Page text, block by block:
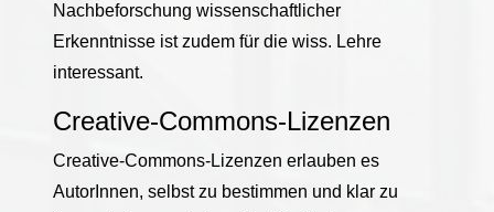
Nachbeforschung wissenschaftlicher
Erkenntnisse ist zudem für die wiss. Lehre
interessant.
Creative-Commons-Lizenzen
Creative-Commons-Lizenzen erlauben es
AutorInnen, selbst zu bestimmen und klar zu